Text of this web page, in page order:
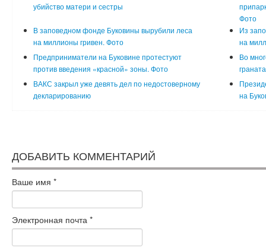
убийство матери и сестры
Фото
В заповедном фонде Буковины вырубили леса
на миллионы гривен. Фото
Из
на
Предприниматели на Буковине протестуют
против введения «красной» зоны. Фото
Во
ВАКС закрыл уже девять дел по недостоверному
декларированию
на
ДОБАВИТЬ КОММЕНТАРИЙ
Ваше имя *
Электронная почта *